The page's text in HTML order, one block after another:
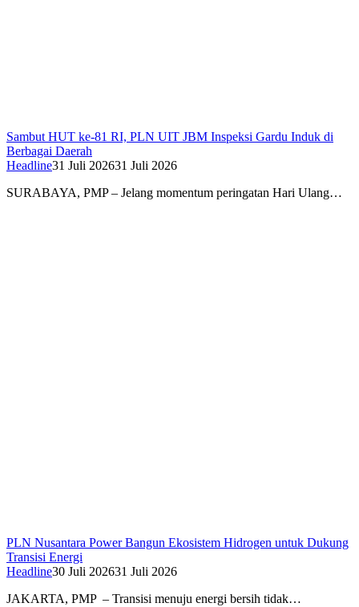
Sambut HUT ke-81 RI, PLN UIT JBM Inspeksi Gardu Induk di
Berbagai Daerah
Headline31 Juli 202631 Juli 2026
SURABAYA, PMP – Jelang momentum peringatan Hari Ulang…
PLN Nusantara Power Bangun Ekosistem Hidrogen untuk Dukung
Transisi Energi
Headline30 Juli 202631 Juli 2026
JAKARTA, PMP – Transisi menuju energi bersih tidak…